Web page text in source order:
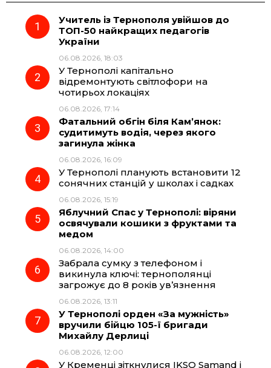
e
o
k
e
r
a
m
t
A
Учитель із Тернополя увійшов до
ТОП-50 найкращих педагогів
України
06.08.2026, 18:03
У Тернополі капітально
відремонтують світлофори на
чотирьох локаціях
06.08.2026, 17:14
Фатальний обгін біля Кам’янок:
судитимуть водія, через якого
загинула жінка
06.08.2026, 16:09
У Тернополі планують встановити 12
сонячних станцій у школах і садках
06.08.2026, 15:19
Яблучний Спас у Тернополі: віряни
освячували кошики з фруктами та
медом
06.08.2026, 14:00
Забрала сумку з телефоном і
викинула ключі: тернополянці
загрожує до 8 років ув’язнення
06.08.2026, 13:11
У Тернополі орден «За мужність»
вручили бійцю 105-ї бригади
Михайлу Дерлиці
06.08.2026, 12:00
У Кременці зіткнулися IKSO Samand і